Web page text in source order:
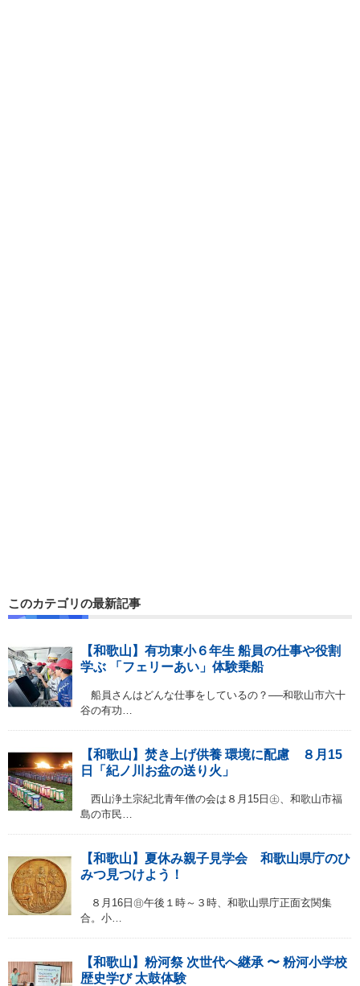
このカテゴリの最新記事
【和歌山】有功東小６年生 船員の仕事や役割
学ぶ 「フェリーあい」体験乗船
船員さんはどんな仕事をしているの？──和歌山市六十
谷の有功…
【和歌山】焚き上げ供養 環境に配慮 ８月15
日「紀ノ川お盆の送り火」
西山浄土宗紀北青年僧の会は８月15日㊏、和歌山市福
島の市民…
【和歌山】夏休み親子見学会 和歌山県庁のひ
みつ見つけよう！
８月16日㊐午後１時～３時、和歌山県庁正面玄関集
合。小…
【和歌山】粉河祭 次世代へ継承 〜 粉河小学校
歴史学び 太鼓体験